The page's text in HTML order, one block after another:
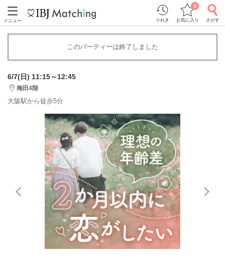
メニュー りれき お気に入り
0
さがす
このパーティーは終了しました
6/7(日) 11:15～12:45
梅田4階
大阪駅から徒歩5分